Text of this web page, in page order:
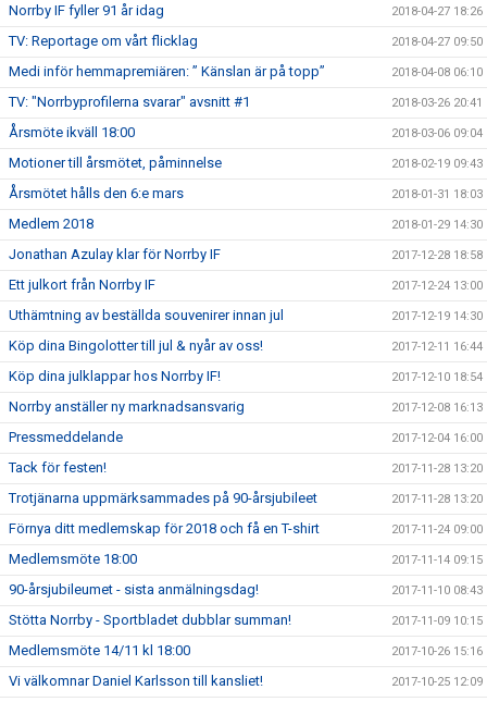
Norrby IF fyller 91 år idag 2018-04-27 18:26
TV: Reportage om vårt flicklag 2018-04-27 09:50
Medi inför hemmapremiären: ” Känslan är på topp” 2018-04-08 06:10
TV: "Norrbyprofilerna svarar" avsnitt #1 2018-03-26 20:41
Årsmöte ikväll 18:00 2018-03-06 09:04
Motioner till årsmötet, påminnelse 2018-02-19 09:43
Årsmötet hålls den 6:e mars 2018-01-31 18:03
Medlem 2018 2018-01-29 14:30
Jonathan Azulay klar för Norrby IF 2017-12-28 18:58
Ett julkort från Norrby IF 2017-12-24 13:00
Uthämtning av beställda souvenirer innan jul 2017-12-19 14:30
Köp dina Bingolotter till jul & nyår av oss! 2017-12-11 16:44
Köp dina julklappar hos Norrby IF! 2017-12-10 18:54
Norrby anställer ny marknadsansvarig 2017-12-08 16:13
Pressmeddelande 2017-12-04 16:00
Tack för festen! 2017-11-28 13:20
Trotjänarna uppmärksammades på 90-årsjubileet 2017-11-28 13:20
Förnya ditt medlemskap för 2018 och få en T-shirt 2017-11-24 09:00
Medlemsmöte 18:00 2017-11-14 09:15
90-årsjubileumet - sista anmälningsdag! 2017-11-10 08:43
Stötta Norrby - Sportbladet dubblar summan! 2017-11-09 10:15
Medlemsmöte 14/11 kl 18:00 2017-10-26 15:16
Vi välkomnar Daniel Karlsson till kansliet! 2017-10-25 12:09